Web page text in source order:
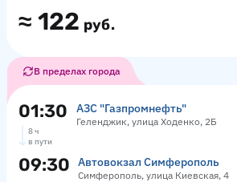
≈ 122 руб.
В пределах города
01:30 АЗС "Газпромнефть"
Геленджик, улица Ходенко, 2Б
8 ч
в пути
09:30 Автовокзал Симферополь
Симферополь, улица Киевская, 4